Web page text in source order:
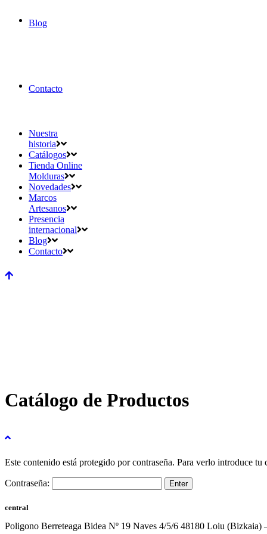
Blog
Contacto
Nuestra
historia
Catálogos
Tienda Online
Molduras
Novedades
Marcos
Artesanos
Presencia
internacional
Blog
Contacto
Catálogo de Productos
Este contenido está protegido por contraseña. Para verlo introduce tu
Contraseña:
central
Poligono Berreteaga Bidea Nº 19 Naves 4/5/6 48180 Loiu (Bizkaia)